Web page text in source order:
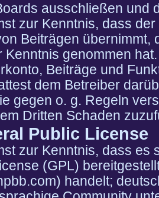
ausschließen und
zur Kenntnis, dass
Beiträgen übernimmt,
Kenntnis genommen
Beiträge und
dem Betreiber
gegen o. g. Regeln
Dritten Schaden
Public License
zur Kenntnis, dass es
(GPL)
handelt;